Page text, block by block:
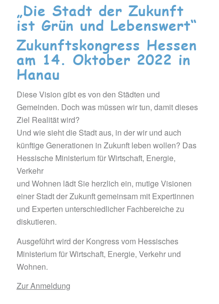
„Die Stadt der Zukunft
ist Grün und Lebenswert“
Zukunftskongress Hessen
am 14. Oktober 2022 in
Hanau
Diese Vision gibt es von den Städten und
Gemeinden. Doch was müssen wir tun, damit dieses
Ziel Realität wird?
Und wie sieht die Stadt aus, in der wir und auch
künftige Generationen in Zukunft leben wollen? Das
Hessische Ministerium für Wirtschaft, Energie,
Verkehr
und Wohnen lädt Sie herzlich ein, mutige Visionen
einer Stadt der Zukunft gemeinsam mit Expertinnen
und Experten unterschiedlicher Fachbereiche zu
diskutieren.
Ausgeführt wird der Kongress vom Hessisches
Ministerium für Wirtschaft, Energie, Verkehr und
Wohnen.
Zur Anmeldung